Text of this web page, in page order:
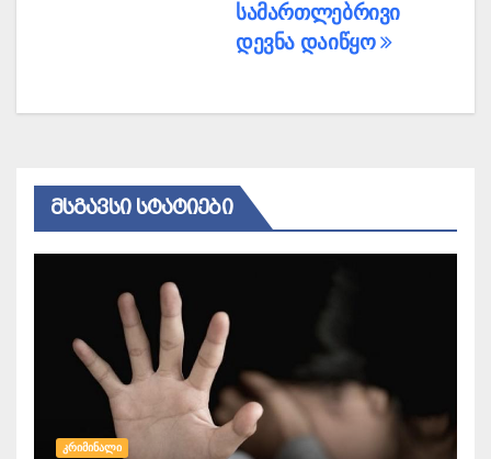
სამართლებრივი
დევნა დაიწყო
ᲛᲡᲒᲐᲕᲡᲘ ᲡᲢᲐᲢᲘᲔᲑᲘ
ᲙᲠᲘᲛᲘᲜᲐᲚᲘ